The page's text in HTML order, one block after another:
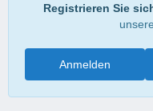
Registrieren Sie
Anmelden